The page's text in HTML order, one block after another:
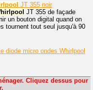
JT 355 noir
JT 355 de façade
un bouton digital quand on
tournent tout seul jusqu'à 90
diode micro ondes Whirlpool
Cliquez dessus pour